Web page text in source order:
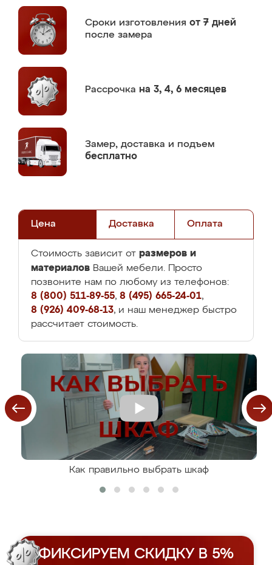
Сроки изготовления от 7 дней
после замера
Рассрочка на 3, 4, 6 месяцев
Замер, доставка и подъем
бесплатно
Цена Доставка Оплата
Стоимость зависит от размеров и
материалов Вашей мебели. Просто
позвоните нам по любому из телефонов:
8 (800) 511-89-55, 8 (495) 665-24-01,
8 (926) 409-68-13, и наш менеджер быстро
рассчитает стоимость.
Как правильно выбрать шкаф
ФИКСИРУЕМ СКИДКУ В 5%